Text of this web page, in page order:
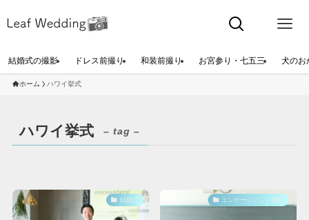
結婚式の撮影 ドレス前撮り 和装前撮り お宮参り・七五三 犬のお
ホーム ハワイ挙式
ハワイ挙式 – tag –
結婚式 エンゲージメント撮影